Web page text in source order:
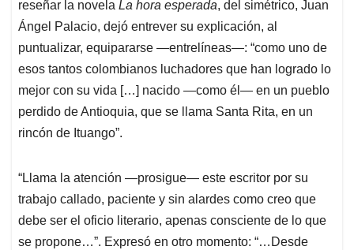
reseñar la novela La hora esperada, del simétrico, Juan
Ángel Palacio, dejó entrever su explicación, al
puntualizar, equipararse —entrelíneas—: “como uno de
esos tantos colombianos luchadores que han logrado lo
mejor con su vida […] nacido —como él— en un pueblo
perdido de Antioquia, que se llama Santa Rita, en un
rincón de Ituango”.
“Llama la atención —prosigue— este escritor por su
trabajo callado, paciente y sin alardes como creo que
debe ser el oficio literario, apenas consciente de lo que
se propone…”. Expresó en otro momento: “…Desde